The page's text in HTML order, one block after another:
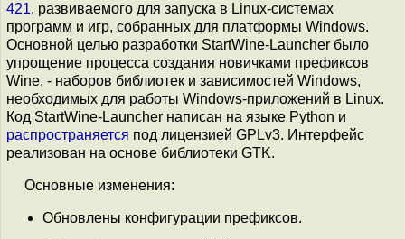
421, развиваемого для запуска в Linux-системах
программ и игр, собранных для платформы Windows.
Основной целью разработки StartWine-Launcher было
упрощение процесса создания новичками префиксов
Wine, - наборов библиотек и зависимостей Windows,
необходимых для работы Windows-приложений в Linux.
Код StartWine-Launcher написан на языке Python и
распространяется под лицензией GPLv3. Интерфейс
реализован на основе библиотеки GTK.
Основные изменения:
Обновлены конфигурации префиксов.